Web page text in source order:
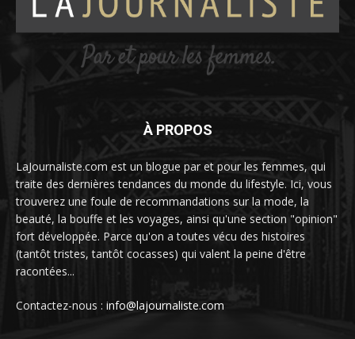
À PROPOS
LaJournaliste.com est un blogue par et pour les femmes, qui
traite des dernières tendances du monde du lifestyle. Ici, vous
trouverez une foule de recommandations sur la mode, la
beauté, la bouffe et les voyages, ainsi qu'une section "opinion"
fort développée. Parce qu'on a toutes vécu des histoires
(tantôt tristes, tantôt cocasses) qui valent la peine d'être
racontées...
Contactez-nous : info@lajournaliste.com